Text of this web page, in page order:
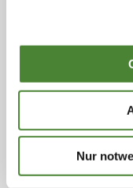
Nur
Glättung der
Laser (sog.